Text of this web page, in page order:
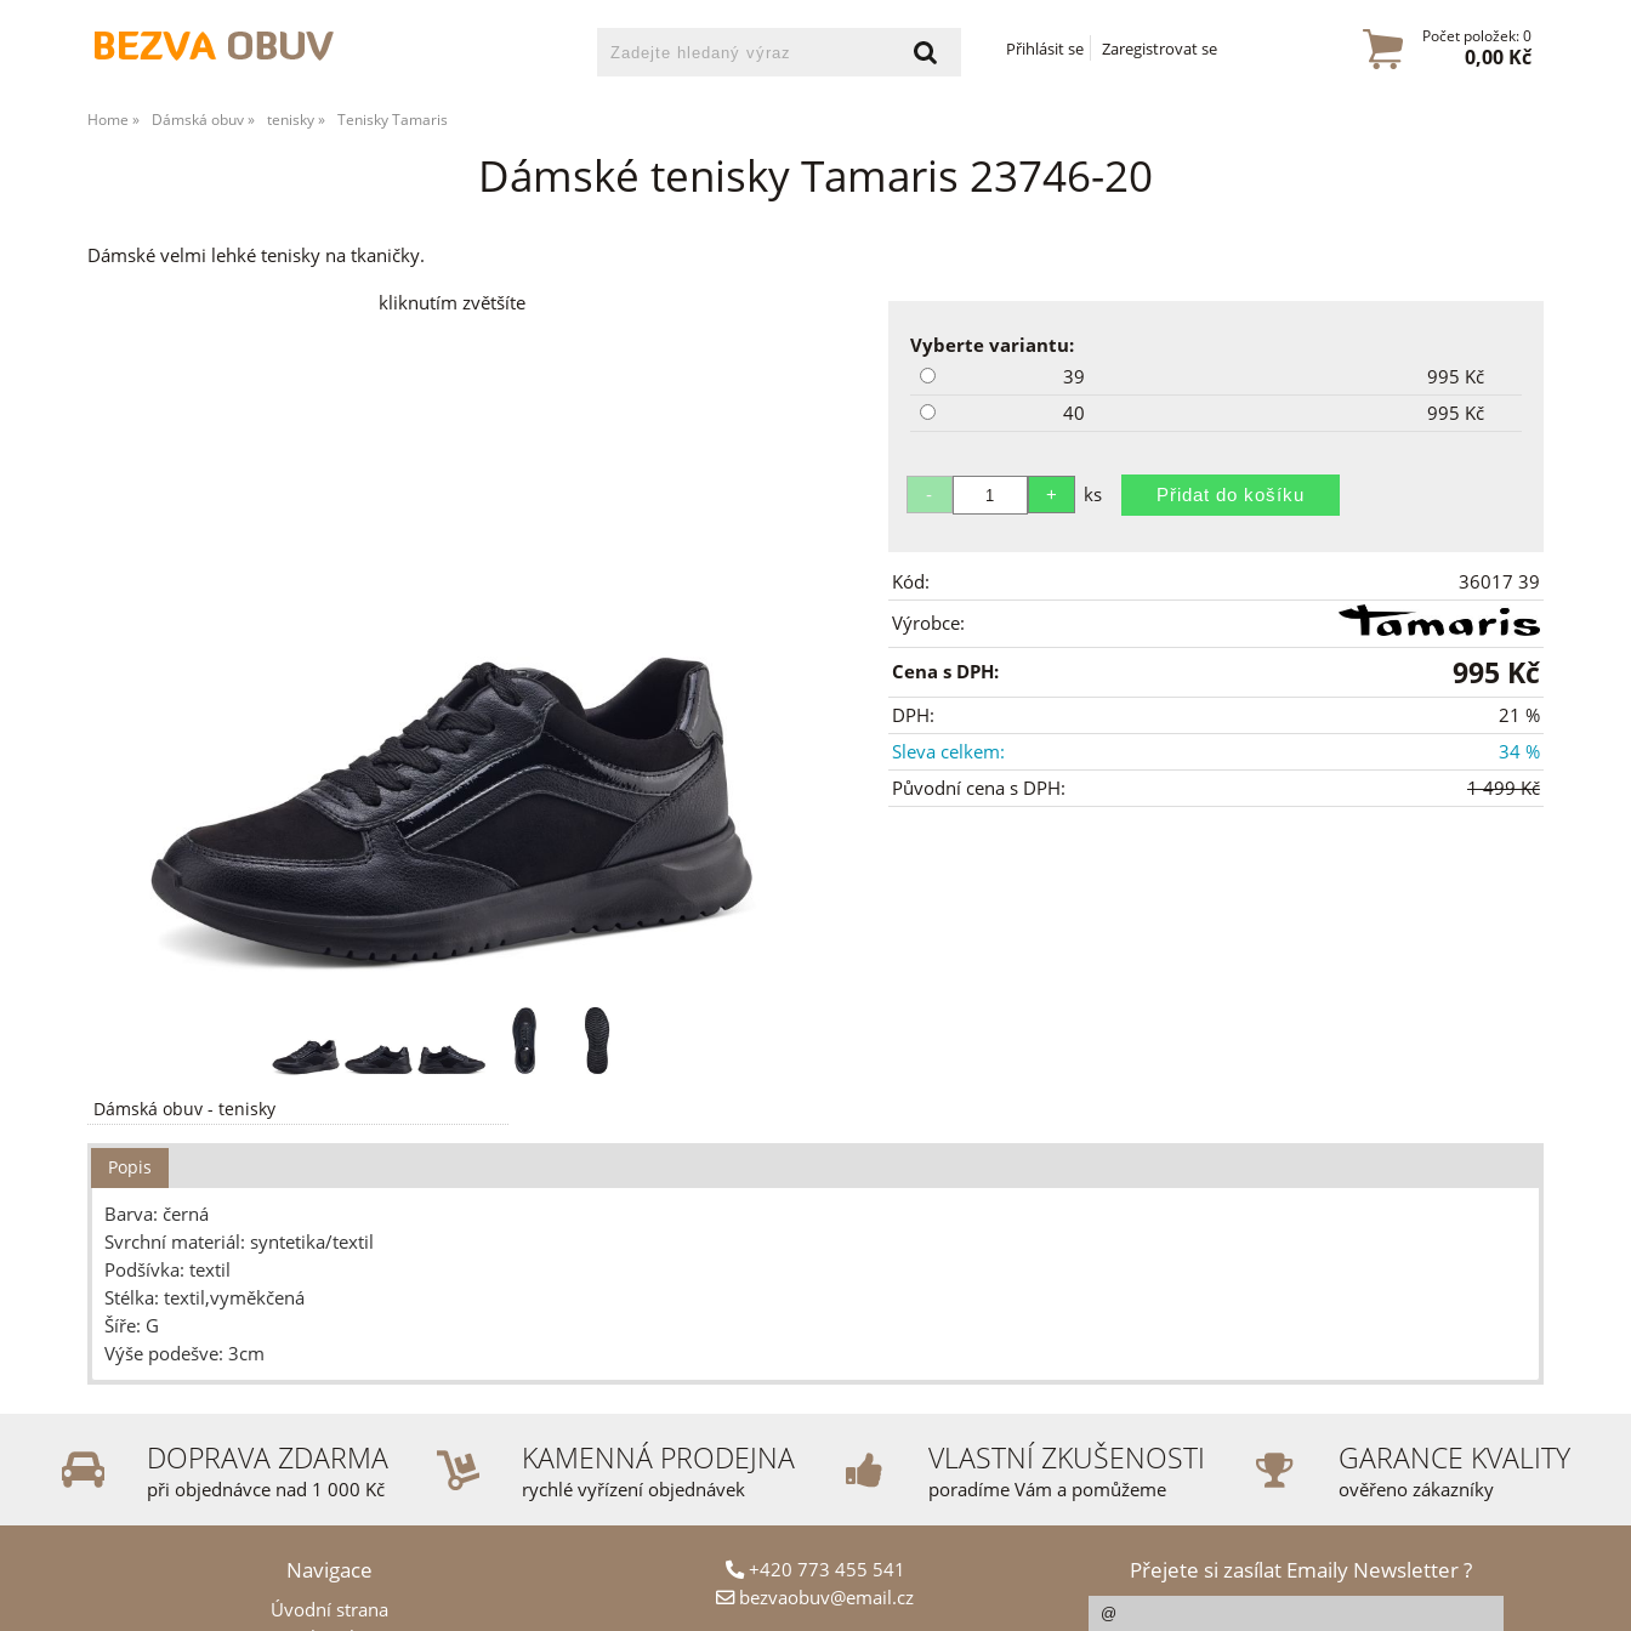
Přihlásit se Zaregistrovat se
Počet položek: 0
0,00 Kč
Home Dámská obuv tenisky Tenisky Tamaris
Dámské tenisky Tamaris 23746-20
Dámské velmi lehké tenisky na tkaničky.
kliknutím zvětšíte
Vyberte variantu:
39
995 Kč
40
995 Kč
ks
Kód:
36017 39
Výrobce:
Cena s DPH:
995 Kč
DPH:
21 %
Sleva celkem:
34 %
Původní cena s DPH:
1 499 Kč
Dámská obuv - tenisky
Popis
Barva: černá
Svrchní materiál: syntetika/textil
Podšívka: textil
Stélka: textil,vyměkčená
Šíře: G
Výše podešve: 3cm
DOPRAVA ZDARMA
při objednávce nad 1 000 Kč
KAMENNÁ PRODEJNA
rychlé vyřízení objednávek
VLASTNÍ ZKUŠENOSTI
poradíme Vám a pomůžeme
GARANCE KVALITY
ověřeno zákazníky
Navigace
Úvodní strana
+420 773 455 541
bezvaobuv@email.cz
Přejete si zasílat Emaily Newsletter ?